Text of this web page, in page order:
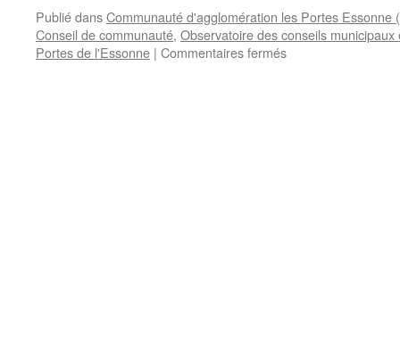
Publié dansCommunauté d'agglomération les Portes Essonne
Conseil de communauté, Observatoire des conseils
Portes de l'Essonne | Commentaires ferméssur